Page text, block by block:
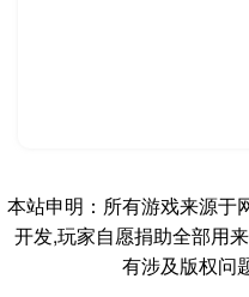
本站申明：所有游戏来源于
开发,玩家自愿捐助全部用
有涉及版权问